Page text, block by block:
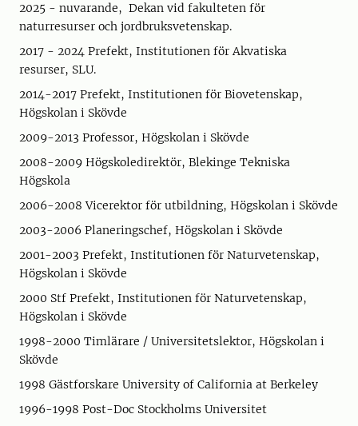
2025 - nuvarande, Dekan vid fakulteten för
naturresurser och jordbruksvetenskap.
2017 - 2024 Prefekt, Institutionen för Akvatiska
resurser, SLU.
2014-2017 Prefekt, Institutionen för Biovetenskap,
Högskolan i Skövde
2009-2013 Professor, Högskolan i Skövde
2008-2009 Högskoledirektör, Blekinge Tekniska
Högskola
2006-2008 Vicerektor för utbildning, Högskolan i Skövde
2003-2006 Planeringschef, Högskolan i Skövde
2001-2003 Prefekt, Institutionen för Naturvetenskap,
Högskolan i Skövde
2000 Stf Prefekt, Institutionen för Naturvetenskap,
Högskolan i Skövde
1998-2000 Timlärare / Universitetslektor, Högskolan i
Skövde
1998 Gästforskare University of California at Berkeley
1996-1998 Post-Doc Stockholms Universitet